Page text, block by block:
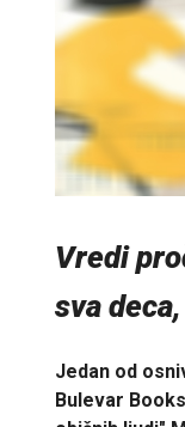
Vredi
sva
Jedan od
Bulevar